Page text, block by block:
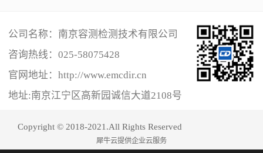
公司名称：南京容测检测技术有限公司
咨询热线： 025-58075428
官网地址：http://www.emcdir.cn
地址:南京江宁区高新园诚信大道2108号
Copyright © 2018-2021.All Rights Reserved
犀牛云提供企业云服务